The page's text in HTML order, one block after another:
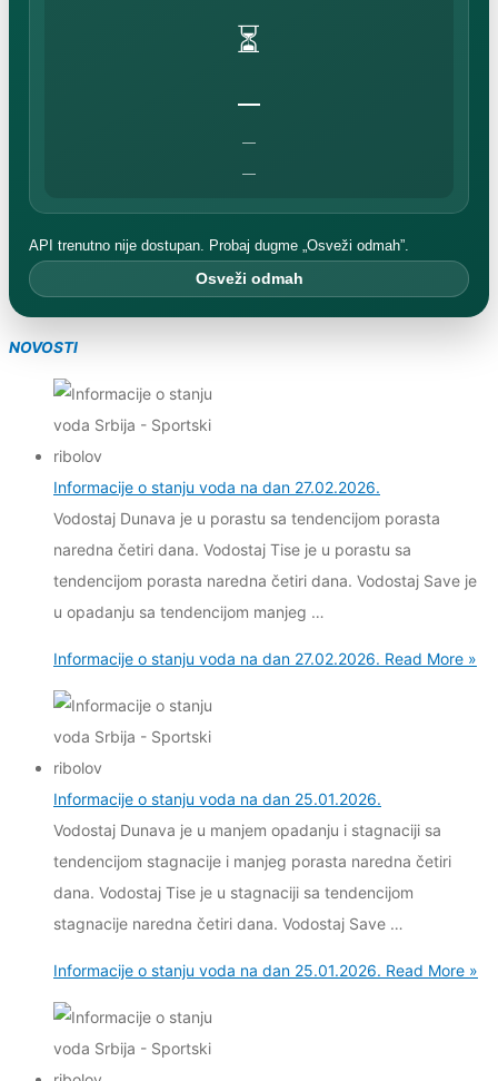
⏳
—
—
—
API trenutno nije dostupan. Probaj dugme „Osveži odmah”.
Osveži odmah
NOVOSTI
Informacije o stanju voda na dan 27.02.2026.
Vodostaj Dunava je u porastu sa tendencijom porasta
naredna četiri dana. Vodostaj Tise je u porastu sa
tendencijom porasta naredna četiri dana. Vodostaj Save je
u opadanju sa tendencijom manjeg …
Informacije o stanju voda na dan 27.02.2026. Read More »
Informacije o stanju voda na dan 25.01.2026.
Vodostaj Dunava je u manjem opadanju i stagnaciji sa
tendencijom stagnacije i manjeg porasta naredna četiri
dana. Vodostaj Tise je u stagnaciji sa tendencijom
stagnacije naredna četiri dana. Vodostaj Save …
Informacije o stanju voda na dan 25.01.2026. Read More »